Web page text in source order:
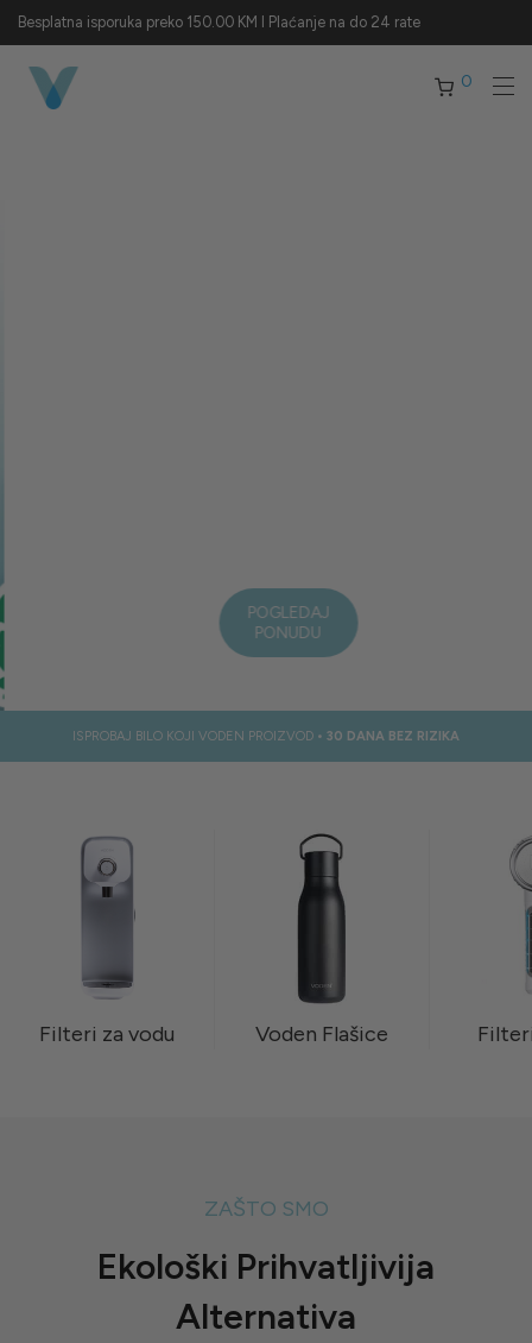
Besplatna isporuka preko 150.00 KM I Plaćanje na do 24 rate
0
POGLEDAJ
PONUDU
ISPROBAJ BILO KOJI VODEN PROIZVOD • 30 DANA BEZ RIZIKA
Filteri za vodu Voden Flašice
ZAŠTO SMO
Ekološki Prihvatljivija
Alternativa